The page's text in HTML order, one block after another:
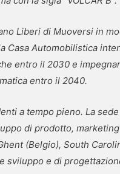
Liberi di Muoversi in
Automobilistica
entro il 2030 e
entro il 2040.
a tempo pieno. La
di prodotto,
(Belgio), South
e di